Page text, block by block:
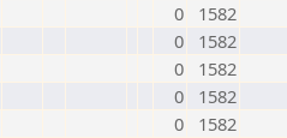
0
1582
0
1582
0
1582
0
1582
0
1582